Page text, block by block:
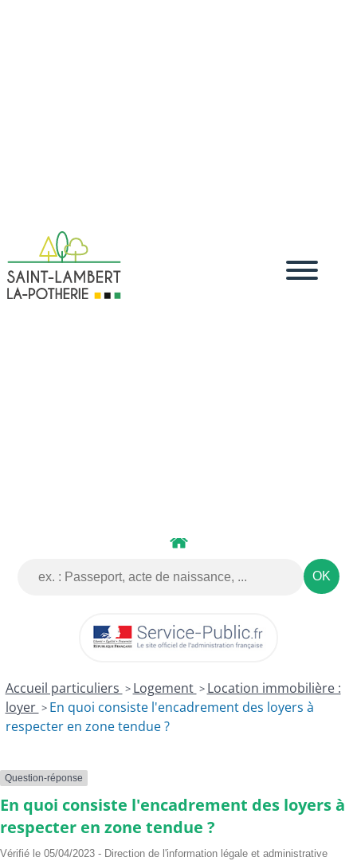
Accueil particuliers > Logement > Location immobilière :
loyer > En quoi consiste l'encadrement des loyers à
respecter en zone tendue ?
Question-réponse
En quoi consiste l'encadrement des loyers à
respecter en zone tendue ?
Vérifié le 05/04/2023 - Direction de l'information légale et administrative